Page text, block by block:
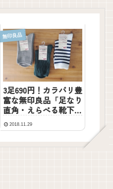
無印良品
3足690円！カラバリ豊
富な無印良品「足なり
直角・えらべる靴下」
に夢中
2018.11.29